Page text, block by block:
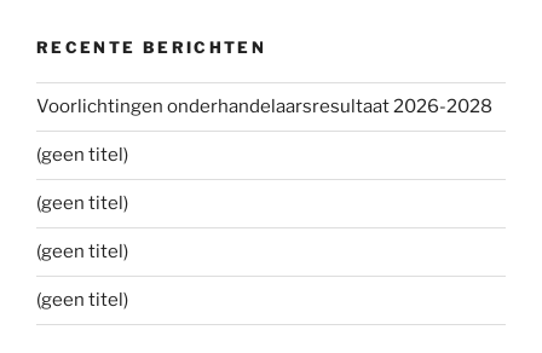
RECENTE BERICHTEN
Voorlichtingen onderhandelaarsresultaat 2026-2028
(geen titel)
(geen titel)
(geen titel)
(geen titel)